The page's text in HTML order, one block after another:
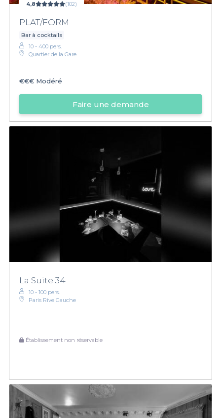
4,8 (102)
PLAT/FORM
Bar à cocktails
10 - 400 pers.
Quartier de la Gare
€€€ Modéré
Faire une demande
La Suite 34
10 - 100 pers.
Paris Rive Gauche
Établissement non réservable